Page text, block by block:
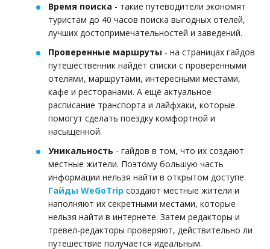
Время поиска - такие путеводители экономят
туристам до 40 часов поиска выгодных отелей,
лучших достопримечательностей и заведений.
Проверенные маршруты - на страницах гайдов
путешественник найдёт списки с проверенными
отелями, маршрутами, интересными местами,
кафе и ресторанами. А ещё актуальное
расписание транспорта и лайфхаки, которые
помогут сделать поездку комфортной и
насыщенной.
Уникальность - гайдов в том, что их создают
местные жители. Поэтому большую часть
информации нельзя найти в открытом доступе.
Гайды WeGoTrip создают местные жители и
наполняют их секретными местами, которые
нельзя найти в интернете. Затем редакторы и
тревел-редакторы проверяют, действительно ли
путешествие получается идеальным.